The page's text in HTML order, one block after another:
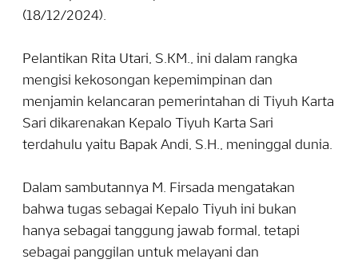
(18/12/2024).
Pelantikan Rita Utari, S.KM., ini dalam rangka
mengisi kekosongan kepemimpinan dan
menjamin kelancaran pemerintahan di Tiyuh Karta
Sari dikarenakan Kepalo Tiyuh Karta Sari
terdahulu yaitu Bapak Andi, S.H., meninggal dunia.
Dalam sambutannya M. Firsada mengatakan
bahwa tugas sebagai Kepalo Tiyuh ini bukan
hanya sebagai tanggung jawab formal, tetapi
sebagai panggilan untuk melayani dan